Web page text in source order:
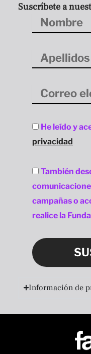
Suscríbete a
Nombre
Apellidos
Correo
electrónico
Aceptación
He leído y
privacidad
Aceptación
También
campañas o
realice la
Información de